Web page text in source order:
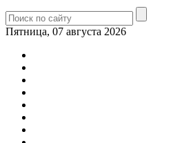
Пятница, 07 августа 2026